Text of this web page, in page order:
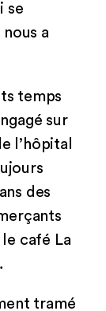
se
a
temps
sur
l’hôpital
des
café La
tramé